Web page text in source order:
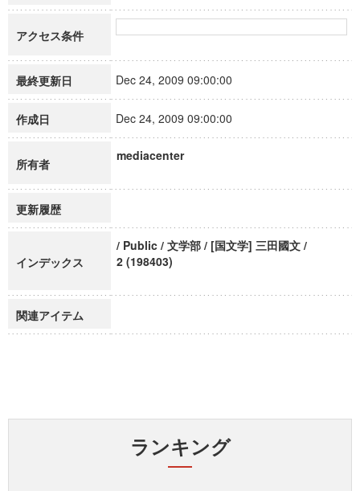
アクセス条件
最終更新日 Dec 24, 2009 09:00:00
作成日 Dec 24, 2009 09:00:00
所有者
mediacenter
更新履歴
インデックス
/ Public / 文学部 / [国文学] 三田國文 /
2 (198403)
関連アイテム
ランキング